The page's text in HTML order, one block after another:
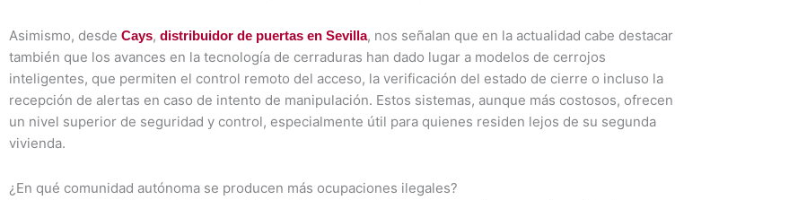
Asimismo, desde Cays, distribuidor de puertas en Sevilla, nos señalan que en la actualidad cabe destacar
también que los avances en la tecnología de cerraduras han dado lugar a modelos de cerrojos
inteligentes, que permiten el control remoto del acceso, la verificación del estado de cierre o incluso la
recepción de alertas en caso de intento de manipulación. Estos sistemas, aunque más costosos, ofrecen
un nivel superior de seguridad y control, especialmente útil para quienes residen lejos de su segunda
vivienda.
¿En qué comunidad autónoma se producen más ocupaciones ilegales?